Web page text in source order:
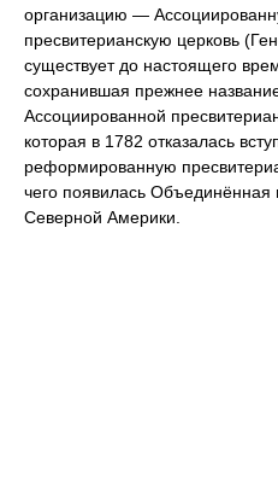
организацию —
пресвитерианскую церковь
существует до настоящего
сохранившая прежнее
Ассоциированной
которая в 1782 отказалась
реформированную
чего появилась Объединённая
Северной Америки.